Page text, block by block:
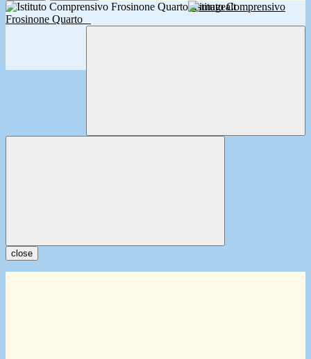
Istituto Comprensivo
Frosinone Quarto
close